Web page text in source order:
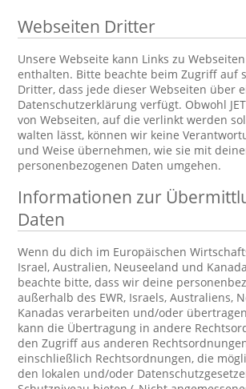
Webseiten Dritter
Unsere Webseite kann Links zu
enthalten. Bitte beachte beim Zugriff auf
Dritter, dass jede dieser Webseiten über
Datenschutzerklärung verfügt. Obwohl
von Webseiten, auf die verlinkt werden
walten lässt, können wir keine
und Weise übernehmen, wie sie mit
personenbezogenen Daten umgehen.
Informationen zur
Daten
Wenn du dich im Europäischen
Israel, Australien, Neuseeland und
beachte bitte, dass wir deine
außerhalb des EWR, Israels, Australiens,
Kanadas verarbeiten und/oder
kann die Übertragung in andere
den Zugriff aus anderen
einschließlich Rechtsordnungen, die
den lokalen und/oder